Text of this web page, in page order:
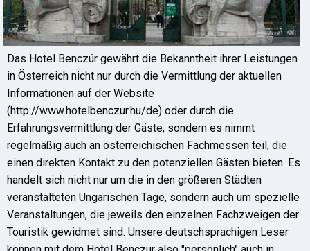
Das Hotel Benczúr gewährt die Bekanntheit ihrer Leistungen
in Österreich nicht nur durch die Vermittlung der aktuellen
Informationen auf der Website
(http://www.hotelbenczur.hu/de) oder durch die
Erfahrungsvermittlung der Gäste, sondern es nimmt
regelmäßig auch an österreichischen Fachmessen teil, die
einen direkten Kontakt zu den potenziellen Gästen bieten. Es
handelt sich nicht nur um die in den größeren Städten
veranstalteten Ungarischen Tage, sondern auch um spezielle
Veranstaltungen, die jeweils den einzelnen Fachzweigen der
Touristik gewidmet sind. Unsere deutschsprachigen Leser